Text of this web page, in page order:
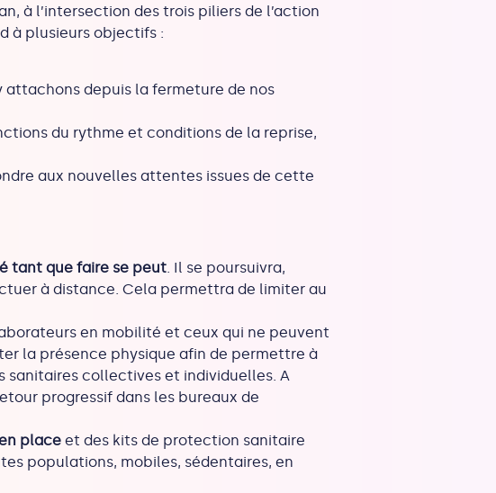
à l’intersection des trois piliers de l’action
à plusieurs objectifs :
attachons depuis la fermeture de nos
du rythme et conditions de la reprise,
aux nouvelles attentes issues de cette
tant que faire se peut. Il se poursuivra,
à distance. Cela permettra de limiter au
en mobilité et ceux qui ne peuvent
la présence physique afin de permettre à
sanitaires collectives et individuelles. A
progressif dans les bureaux de
place et des kits de protection sanitaire
populations, mobiles, sédentaires, en